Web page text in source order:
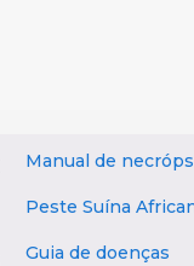
Manual de
Peste Suína
Guia de doenças